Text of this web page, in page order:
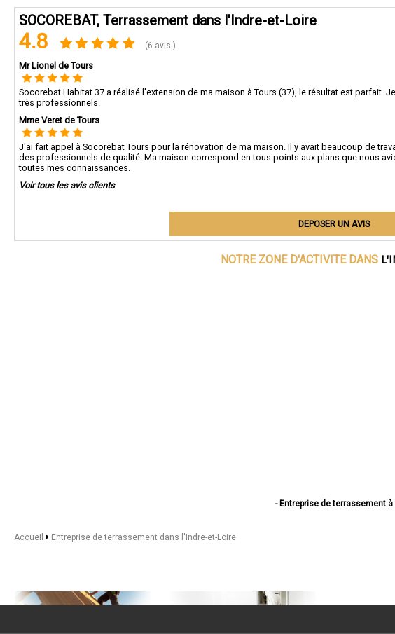
SOCOREBAT, Terrassement dans l'Indre-et-Loire
4.8 (6 avis )
Mr Lionel de Tours
Socorebat Habitat 37 a réalisé l'extension de ma maison à Tours (37), le résultat est parfait.
très professionnels.
Mme Veret de Tours
J'ai fait appel à Socorebat Tours pour la rénovation de ma maison. Il y avait beaucoup de
des professionnels de qualité. Ma maison correspond en tous points aux plans que nous
toutes mes connaissances.
Voir tous les avis clients
DEPOSER UN AVIS
NOTRE ZONE D'ACTIVITE DANS
- Entreprise de terrassement à
- Entreprise de terrassement à
- Entreprise de terrassement à
Accueil Entreprise de terrassement dans l'Indre-et-Loire